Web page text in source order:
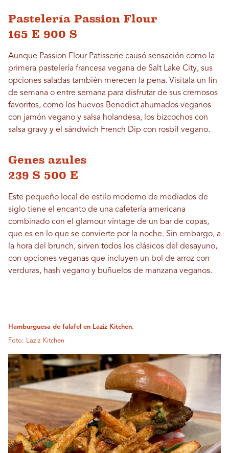
Pastelería Passion Flour
165 E 900 S
Aunque Passion Flour Patisserie causó sensación como la
primera pastelería francesa vegana de Salt Lake City, sus
opciones saladas también merecen la pena. Visítala un fin
de semana o entre semana para disfrutar de sus cremosos
favoritos, como los huevos Benedict ahumados veganos
con jamón vegano y salsa holandesa, los bizcochos con
salsa gravy y el sándwich French Dip con rosbif vegano.
Genes azules
239 S 500 E
Este pequeño local de estilo moderno de mediados de
siglo tiene el encanto de una cafetería americana
combinado con el glamour vintage de un bar de copas,
que es en lo que se convierte por la noche. Sin embargo, a
la hora del brunch, sirven todos los clásicos del desayuno,
con opciones veganas que incluyen un bol de arroz con
verduras, hash vegano y buñuelos de manzana veganos.
Hamburguesa de falafel en Laziz Kitchen.
Foto: Laziz Kitchen